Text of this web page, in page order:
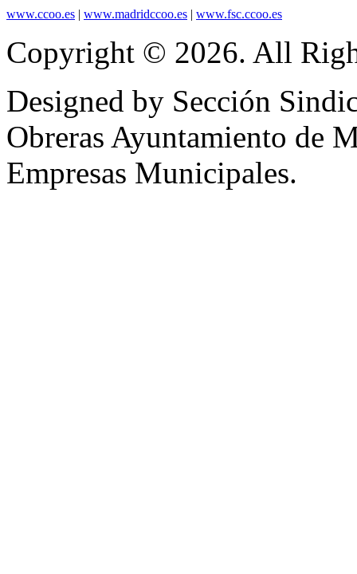
www.ccoo.es | www.madridccoo.es | www.fsc.ccoo.es
Copyright © 2026. All
Designed by Sección
Obreras Ayuntamiento de
Empresas Municipales.